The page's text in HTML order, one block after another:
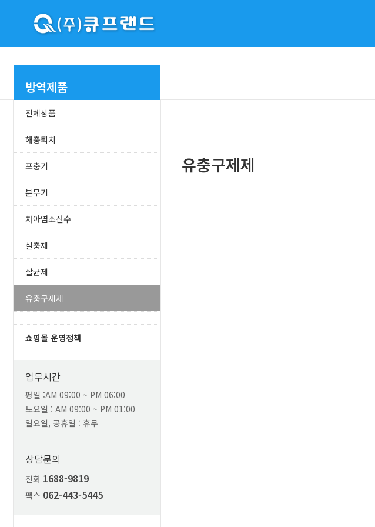
방역제품
전체상품
해충퇴치
포충기
분무기
차아염소산수
살충제
살균제
유충구제제
쇼핑몰 운영정책
업무시간
평일 :AM 09:00 ~ PM 06:00
토요일 : AM 09:00 ~ PM 01:00
일요일, 공휴일 : 휴무
상담문의
전화 1688-9819
팩스 062-443-5445
유충구제제